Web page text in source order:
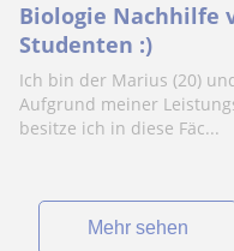
Biologie Nachhilfe
Studenten :)
Ich bin der Marius (20)
Aufgrund meiner
besitze ich in diese Fäc...
Mehr sehen